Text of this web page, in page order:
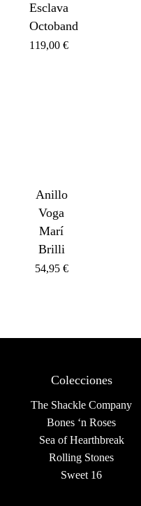
Esclava
Octoband
119,00 €
Anillo
Voga
Marí
Brilli
54,95 €
Colecciones
The Shackle Company
Bones ‘n Roses
Sea of Hearthbreak
Rolling Stones
Sweet 16